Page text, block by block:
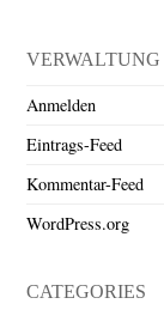
VERWALTUNG
Anmelden
Eintrags-Feed
Kommentar-Feed
WordPress.org
CATEGORIES